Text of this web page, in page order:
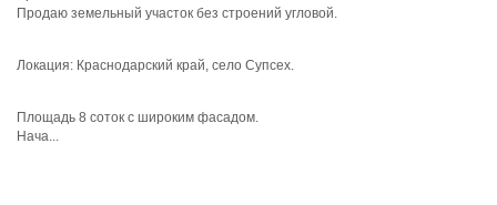
Продаю земельный участок без строений угловой.
Локация: Краснодарский край, село Супсех.
Площадь 8 соток с широким фасадом.
Нача...